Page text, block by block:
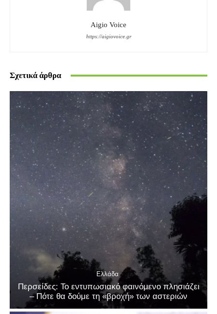
Aigio Voice
https://aigiovoice.gr
Σχετικά άρθρα
Ελλάδα
Περσείδες: Το εντυπωσιακό φαινόμενο πλησιάζει
– Πότε θα δούμε τη «βροχή» των αστεριών